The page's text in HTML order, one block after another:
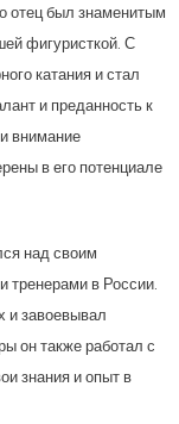
отец был знаменитым
фигуристкой. С
катания и стал
и преданность к
внимание
в его потенциале
над своим
тренерами в России.
и завоевывал
он также работал с
знания и опыт в